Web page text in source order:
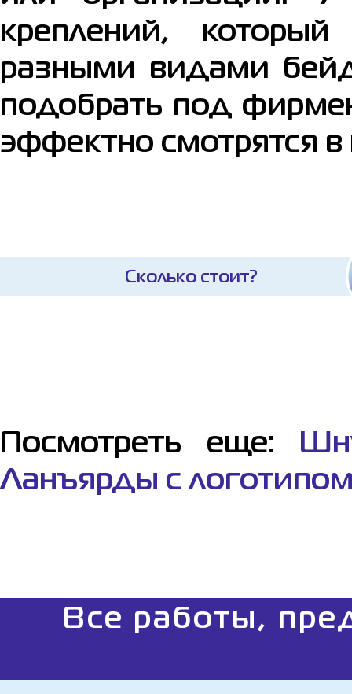
креплений,
разными видами
подобрать под
эффектно смотрятся
Сколько стоит?
Посмотреть еще:
Ланъярды с
Все работы,